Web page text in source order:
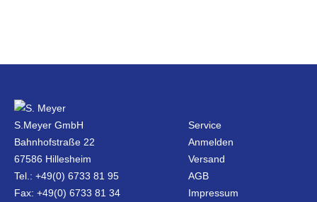
S.Meyer GmbH
Bahnhofstraße 22
67586 Hillesheim
Tel.: +49(0) 6733 81 95
Fax: +49(0) 6733 81 34
Service
Anmelden
Versand
AGB
Impressum